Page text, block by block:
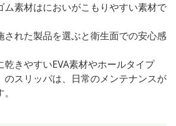
ム素材はにおいがこもりやすい素材で
された製品を選ぶと衛生面での安心感
乾きやすいEVA素材やホールタイプ
のスリッパは、日常のメンテナンスが